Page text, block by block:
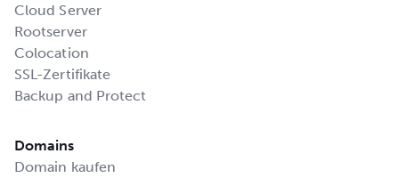
Cloud Server
Rootserver
Colocation
SSL-Zertifikate
Backup and Protect
Domains
Domain kaufen